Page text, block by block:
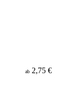
ab 2,75 €